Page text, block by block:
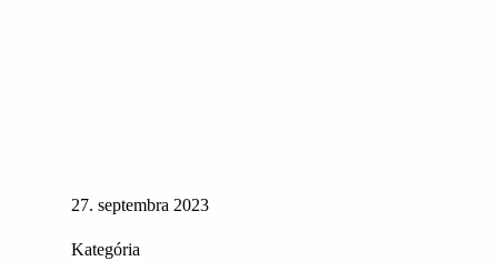
27. septembra 2023
Kategória